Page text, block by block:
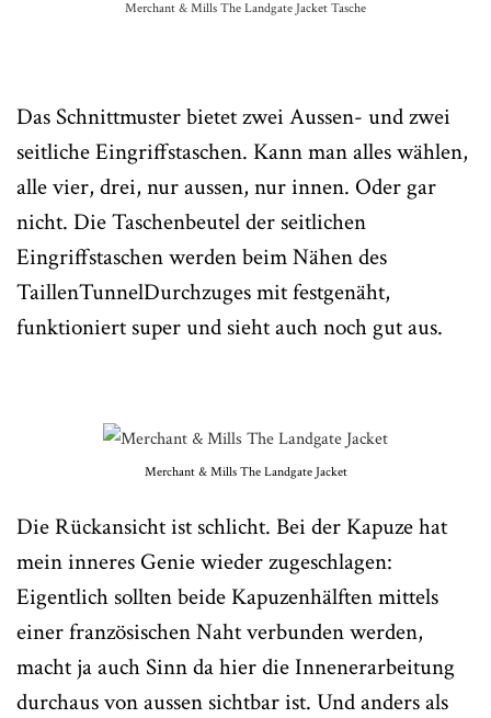
Merchant & Mills The Landgate Jacket Tasche
Das Schnittmuster bietet zwei Aussen- und zwei
seitliche Eingriffstaschen. Kann man alles wählen,
alle vier, drei, nur aussen, nur innen. Oder gar
nicht. Die Taschenbeutel der seitlichen
Eingriffstaschen werden beim Nähen des
TaillenTunnelDurchzuges mit festgenäht,
funktioniert super und sieht auch noch gut aus.
Merchant & Mills The Landgate Jacket
Die Rückansicht ist schlicht. Bei der Kapuze hat
mein inneres Genie wieder zugeschlagen:
Eigentlich sollten beide Kapuzenhälften mittels
einer französischen Naht verbunden werden,
macht ja auch Sinn da hier die Innenerarbeitung
durchaus von aussen sichtbar ist. Und anders als